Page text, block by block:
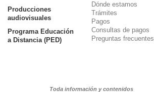
Producciones
audiovisuales
Programa Educación
a Distancia (PED)
Dónde estamos
Trámites
Pagos
Consultas de pagos
Preguntas frecuentes
Toda información y contenidos